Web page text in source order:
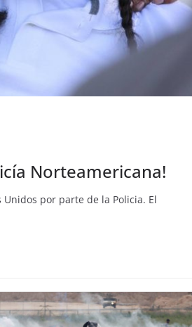
Norteamericana!
por parte de la Policia. El